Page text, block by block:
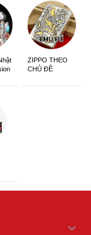
ZIPPO THEO
CHỦ ĐỀ